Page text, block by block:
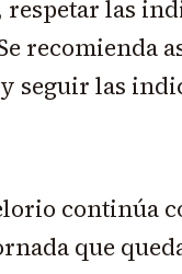
respetar las
recomienda
seguir las
continúa
que